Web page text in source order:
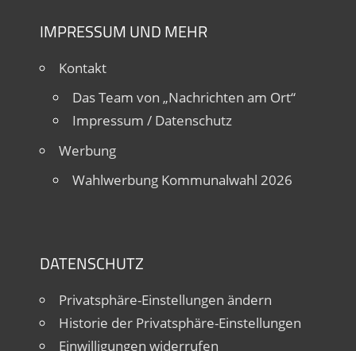
IMPRESSUM UND MEHR
Kontakt
Das Team von „Nachrichten am Ort“
Impressum / Datenschutz
Werbung
Wahlwerbung Kommunalwahl 2026
DATENSCHUTZ
Privatsphäre-Einstellungen ändern
Historie der Privatsphäre-Einstellungen
Einwilligungen widerrufen